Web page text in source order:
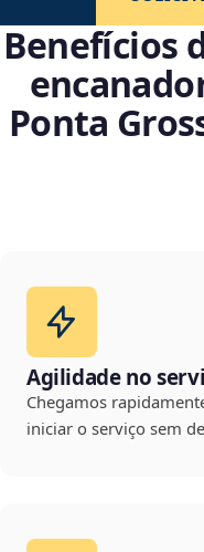
Benefícios
Ponta
Agilidade no
Chegamos
iniciar o serviço sem